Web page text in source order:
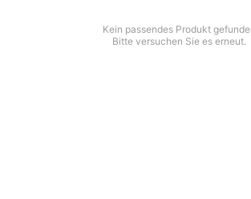
Kein passendes Produkt
Bitte versuchen Sie es erneut.